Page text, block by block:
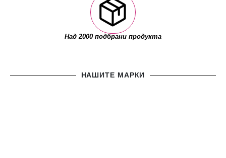
Над 2000 подбрани продукта
НАШИТЕ МАРКИ